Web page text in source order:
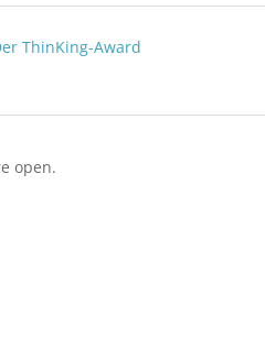
ThinKing-Award
open.